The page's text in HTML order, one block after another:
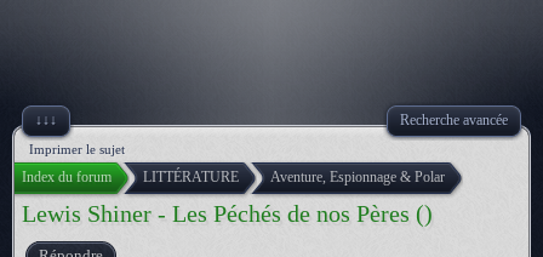
↓↓↓ Recherche avancée
Imprimer le sujet
Index du forum LITTÉRATURE Aventure, Espionnage & Polar
Lewis Shiner - Les Péchés de nos Pères ()